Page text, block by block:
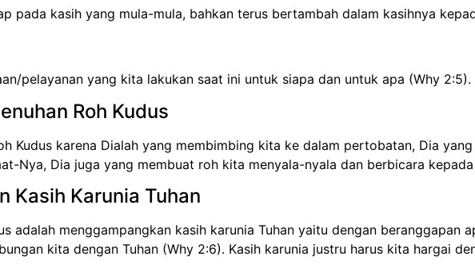
pada kasih yang mula-mula, bahkan terus bertambah dalam kasihnya
pelayanan yang kita lakukan saat ini untuk siapa dan untuk apa (Why 2:5).
Roh Kudus
Kudus karena Dialah yang membimbing kita ke dalam pertobatan, Dia
Nya, Dia juga yang membuat roh kita menyala-nyala dan berbicara
Kasih Karunia Tuhan
adalah menggampangkan kasih karunia Tuhan yaitu dengan beranggapan
kita dengan Tuhan (Why 2:6). Kasih karunia justru harus kita hargai